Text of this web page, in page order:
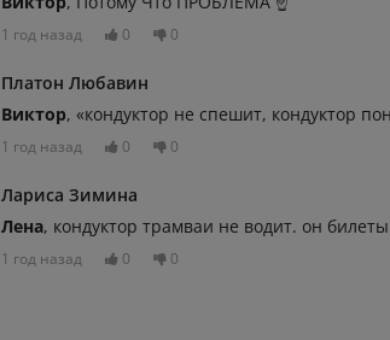
1 год назад 0 0
Платон Любавин
Виктор, «кондуктор не спешит, кондуктор
1 год назад 0 0
Лариса Зимина
Лена, кондуктор трамваи не водит. он
1 год назад 0 0